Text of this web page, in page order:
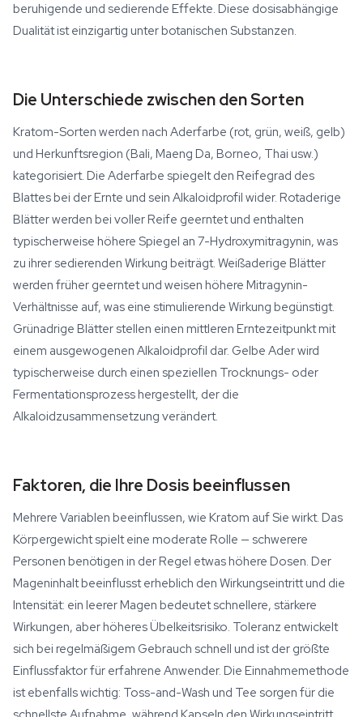
beruhigende und sedierende Effekte. Diese dosisabhängige
Dualität ist einzigartig unter botanischen Substanzen.
Die Unterschiede zwischen den Sorten
Kratom-Sorten werden nach Aderfarbe (rot, grün, weiß, gelb)
und Herkunftsregion (Bali, Maeng Da, Borneo, Thai usw.)
kategorisiert. Die Aderfarbe spiegelt den Reifegrad des
Blattes bei der Ernte und sein Alkaloidprofil wider. Rotaderige
Blätter werden bei voller Reife geerntet und enthalten
typischerweise höhere Spiegel an 7-Hydroxymitragynin, was
zu ihrer sedierenden Wirkung beiträgt. Weißaderige Blätter
werden früher geerntet und weisen höhere Mitragynin-
Verhältnisse auf, was eine stimulierende Wirkung begünstigt.
Grünadrige Blätter stellen einen mittleren Erntezeitpunkt mit
einem ausgewogenen Alkaloidprofil dar. Gelbe Ader wird
typischerweise durch einen speziellen Trocknungs- oder
Fermentationsprozess hergestellt, der die
Alkaloidzusammensetzung verändert.
Faktoren, die Ihre Dosis beeinflussen
Mehrere Variablen beeinflussen, wie Kratom auf Sie wirkt. Das
Körpergewicht spielt eine moderate Rolle — schwerere
Personen benötigen in der Regel etwas höhere Dosen. Der
Mageninhalt beeinflusst erheblich den Wirkungseintritt und die
Intensität: ein leerer Magen bedeutet schnellere, stärkere
Wirkungen, aber höheres Übelkeitsrisiko. Toleranz entwickelt
sich bei regelmäßigem Gebrauch schnell und ist der größte
Einflussfaktor für erfahrene Anwender. Die Einnahmemethode
ist ebenfalls wichtig: Toss-and-Wash und Tee sorgen für die